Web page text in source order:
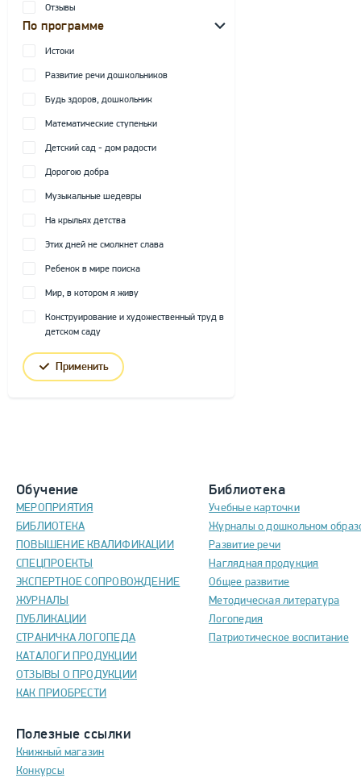
Отзывы
По программе
Истоки
Развитие речи дошкольников
Будь здоров, дошкольник
Математические ступеньки
Детский сад - дом радости
Дорогою добра
Музыкальные шедевры
На крыльях детства
Этих дней не смолкнет слава
Ребенок в мире поиска
Мир, в котором я живу
Конструирование и художественный труд в
детском саду
Применить
Обучение
МЕРОПРИЯТИЯ
БИБЛИОТЕКА
ПОВЫШЕНИЕ КВАЛИФИКАЦИИ
СПЕЦПРОЕКТЫ
ЭКСПЕРТНОЕ СОПРОВОЖДЕНИЕ
ЖУРНАЛЫ
ПУБЛИКАЦИИ
СТРАНИЧКА ЛОГОПЕДА
КАТАЛОГИ ПРОДУКЦИИ
ОТЗЫВЫ О ПРОДУКЦИИ
КАК ПРИОБРЕСТИ
Полезные ссылки
Книжный магазин
Конкурсы
Библиотека
Учебные карточки
Журналы о дошкольном
Развитие речи
Наглядная продукция
Общее развитие
Методическая литература
Логопедия
Патриотическое воспитание